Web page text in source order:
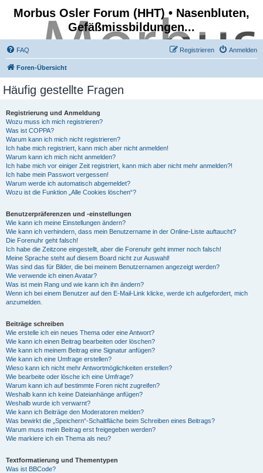
Morbus Osler Forum (HHT) • Nasenbluten,
Gefäßmissbildungen...
FAQ Anmelden
Registrieren
Foren-Übersicht
Häufig gestellte Fragen
Registrierung und Anmeldung
Wozu muss ich mich registrieren?
Was ist COPPA?
Warum kann ich mich nicht registrieren?
Ich habe mich registriert, kann mich aber nicht anmelden!
Warum kann ich mich nicht anmelden?
Ich habe mich vor einiger Zeit registriert, kann mich aber nicht mehr anmelden?!
Ich habe mein Passwort vergessen!
Warum werde ich automatisch abgemeldet?
Wozu ist die Funktion „Alle Cookies löschen“?
Benutzerpräferenzen und -einstellungen
Wie kann ich meine Einstellungen ändern?
Wie kann ich verhindern, dass mein Benutzername in der Online-Liste auftaucht?
Die Forenuhr geht falsch!
Ich habe die Zeitzone eingestellt, aber die Forenuhr geht immer noch falsch!
Meine Sprache steht auf diesem Board nicht zur Auswahl!
Was sind das für Bilder, die bei meinem Benutzernamen angezeigt werden?
Wie verwende ich einen Avatar?
Was ist mein Rang und wie kann ich ihn ändern?
Wenn ich bei einem Benutzer auf den E-Mail-Link klicke, werde ich aufgefordert, mich
anzumelden.
Beiträge schreiben
Wie erstelle ich ein neues Thema oder eine Antwort?
Wie kann ich einen Beitrag bearbeiten oder löschen?
Wie kann ich meinem Beitrag eine Signatur anfügen?
Wie kann ich eine Umfrage erstellen?
Wieso kann ich nicht mehr Antwortmöglichkeiten erstellen?
Wie bearbeite oder lösche ich eine Umfrage?
Warum kann ich auf bestimmte Foren nicht zugreifen?
Weshalb kann ich keine Dateianhänge anfügen?
Weshalb wurde ich verwarnt?
Wie kann ich Beiträge den Moderatoren melden?
Was bewirkt die „Speichern“-Schaltfläche beim Schreiben eines Beitrags?
Warum muss mein Beitrag erst freigegeben werden?
Wie markiere ich ein Thema als neu?
Textformatierung und Thementypen
Was ist BBCode?